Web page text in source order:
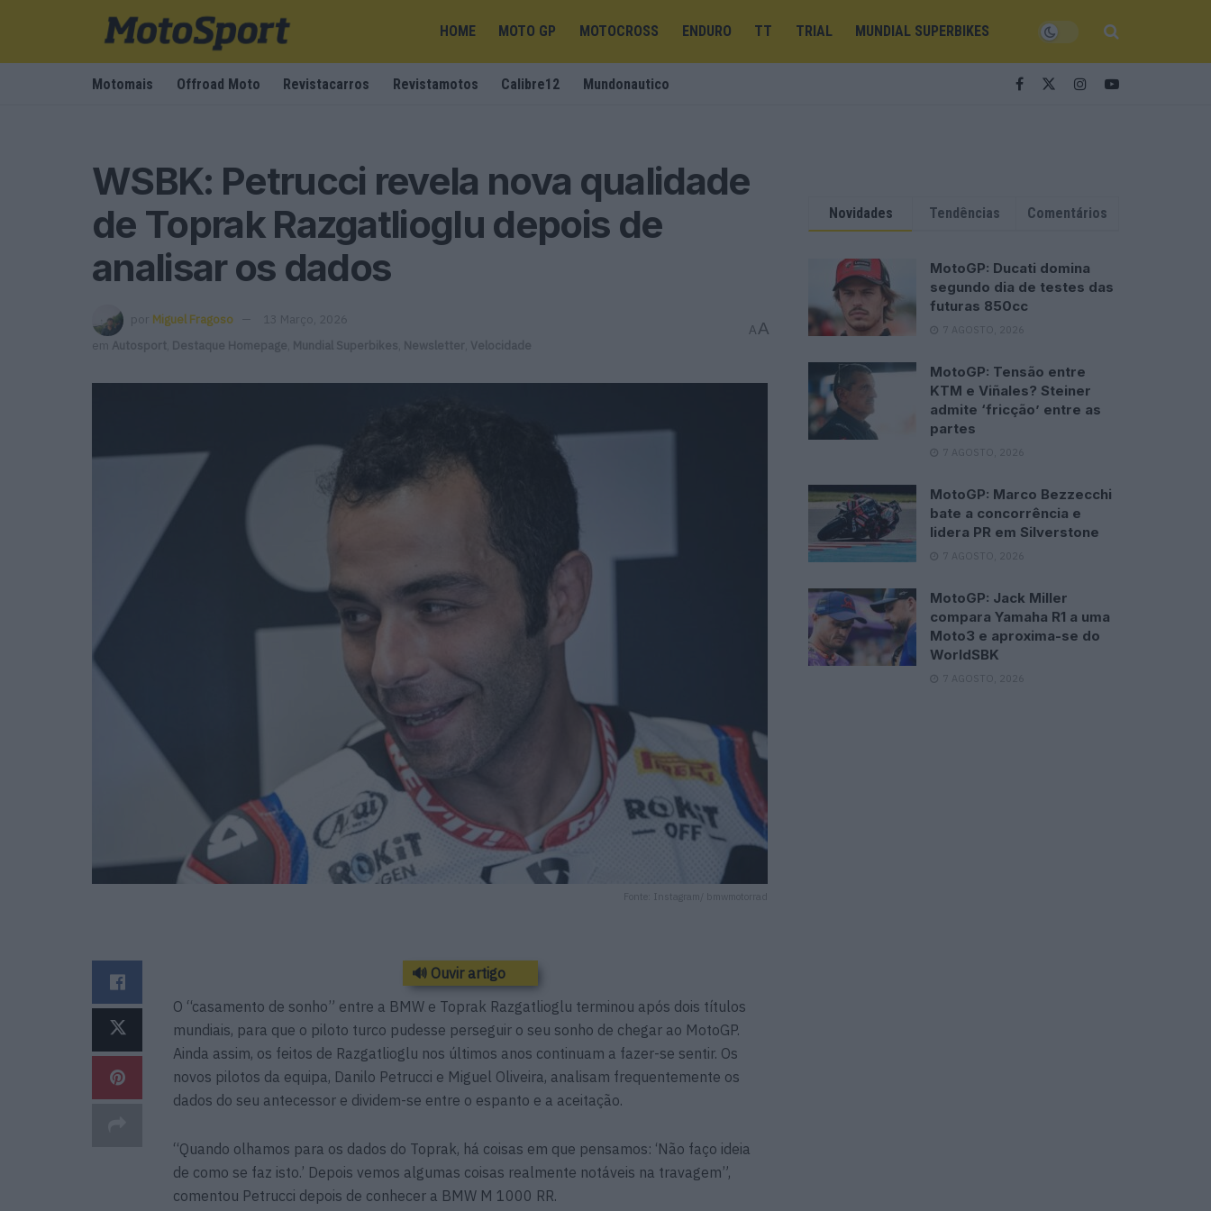
HOME MOTO GP MOTOCROSS ENDURO TT TRIAL MUNDIAL SUPERBIKES
Motomais Offroad Moto Revistacarros Revistamotos Calibre12 Mundonautico
WSBK: Petrucci revela nova qualidade
de Toprak Razgatlioglu depois de
analisar os dados
por Miguel Fragoso
13 Março, 2026
em
Autosport Destaque Homepage Mundial Superbikes Newsletter Velocidade
AA
Fonte: Instagram/ bmwmotorrad
🔊 Ouvir artigo
O “casamento de sonho” entre a BMW e Toprak Razgatlioglu terminou após dois títulos
mundiais, para que o piloto turco pudesse perseguir o seu sonho de chegar ao MotoGP.
Ainda assim, os feitos de Razgatlioglu nos últimos anos continuam a fazer-se sentir. Os
novos pilotos da equipa, Danilo Petrucci e Miguel Oliveira, analisam frequentemente os
dados do seu antecessor e dividem-se entre o espanto e a aceitação.
“Quando olhamos para os dados do Toprak, há coisas em que pensamos: ‘Não faço ideia
de como se faz isto.’ Depois vemos algumas coisas realmente notáveis na travagem”,
comentou Petrucci depois de conhecer a BMW M 1000 RR.
Novidades Tendências Comentários
MotoGP: Ducati domina
segundo dia de testes das
futuras 850cc
7 AGOSTO, 2026
MotoGP: Tensão entre
KTM e Viñales? Steiner
admite ‘fricção’ entre as
partes
7 AGOSTO, 2026
MotoGP: Marco Bezzecchi
bate a concorrência e
lidera PR em Silverstone
7 AGOSTO, 2026
MotoGP: Jack Miller
compara Yamaha R1 a uma
Moto3 e aproxima-se do
WorldSBK
7 AGOSTO, 2026